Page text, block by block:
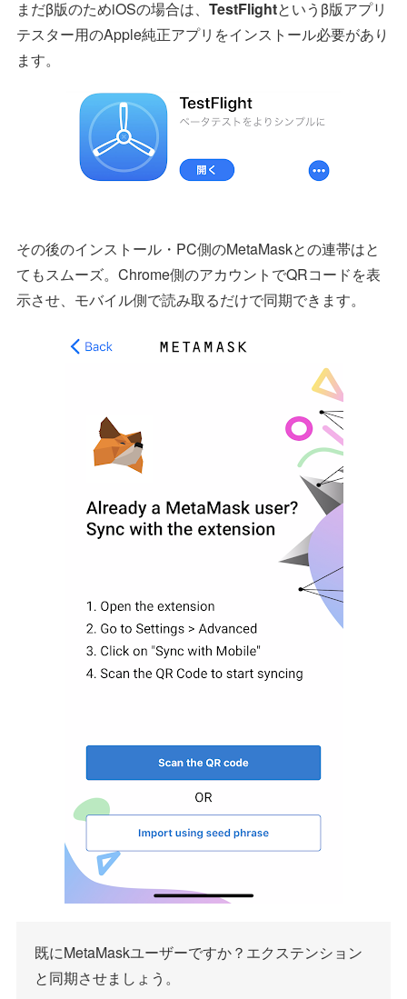
まだβ版のためiOSの場合は、 TestFlightというβ版アプリ
テスター用のApple純正アプリをインストール必要があり
ます。
その後のインストール・PC側のMetaMaskとの連帯はと
てもスムーズ。Chrome側のアカウントでQRコードを表
示させ、モバイル側で読み取るだけで同期できます。
既にMetaMaskユーザーですか？エクステンション
と同期させましょう。